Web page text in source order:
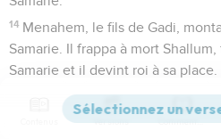
14 Menahem, le fils de Gadi,
Samarie. Il frappa à mort
Samarie et il devint roi à sa place.
Le reste des actes de Shallum
formée, cela est décrit dans les
Versions Commentaires